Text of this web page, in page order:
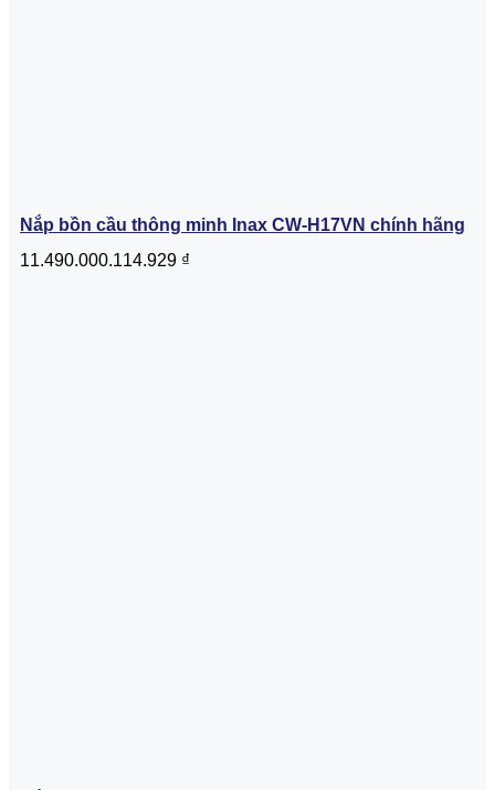
Nắp bồn cầu thông minh Inax CW-H17VN chính hãng
11.490.000.114.929 ₫